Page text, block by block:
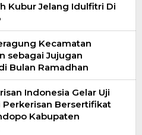
Kubur Jelang Idulfitri Di
Kecamatan
sebagai Jujugan
Bulan Ramadhan
Indonesia Gelar Uji
Bersertifikat
Kabupaten